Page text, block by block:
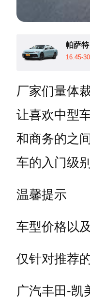
帕萨特
16.45-
厂家们量体
让喜欢中型
和商务的之
车的入门级
温馨提示
车型价格以
仅针对推荐
广汽丰田-凯